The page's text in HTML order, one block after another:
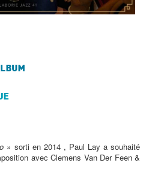
» sorti en 2014 , Paul Lay a souhaité
avec Clemens Van Der Feen &